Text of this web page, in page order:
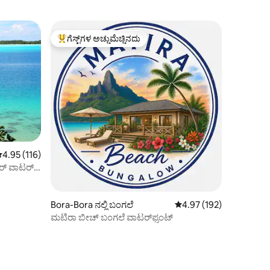
ರಲ್ಲಿ 4.95 ಸರಾಸರಿ ರೇಟಿಂಗ್, 116 ವಿಮರ್ಶೆಗಳು
4.95 (116)
ವಾಟರ್
ಗೆಸ್ಟ್‌ಗಳಿಗೆ ಅತಿ ಹೆಚ್ಚು ಅಚ್ಚುಮೆಚ್ಚಿನದು
ಗೆಸ್ಟ್‌ಗಳ ಅಚ್ಚುಮೆಚ್ಚಿನದು
Bora-Bora ನಲ್ಲಿ ಬಂಗಲೆ 5 ರಲ್ಲಿ 4.97 ಸರಾಸರಿ
4.97 (192)
ಮಟಿರಾ ಬೀಚ್ ಬಂಗಲೆ ವಾಟರ್‌ಫ್ರಂಟ್